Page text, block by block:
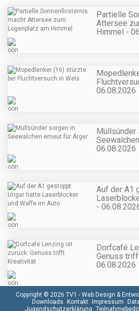
Partielle
Attersee
Himmel -
06.08.2026
Müllsünder
06.08.2026
Auf der A1
-
Dorfcafé
Genuss
06.08.2026
Copyright © 2026 TV1 - Web Design &
Downloads
Kontakt Impressum
Jugendschutzerklärung